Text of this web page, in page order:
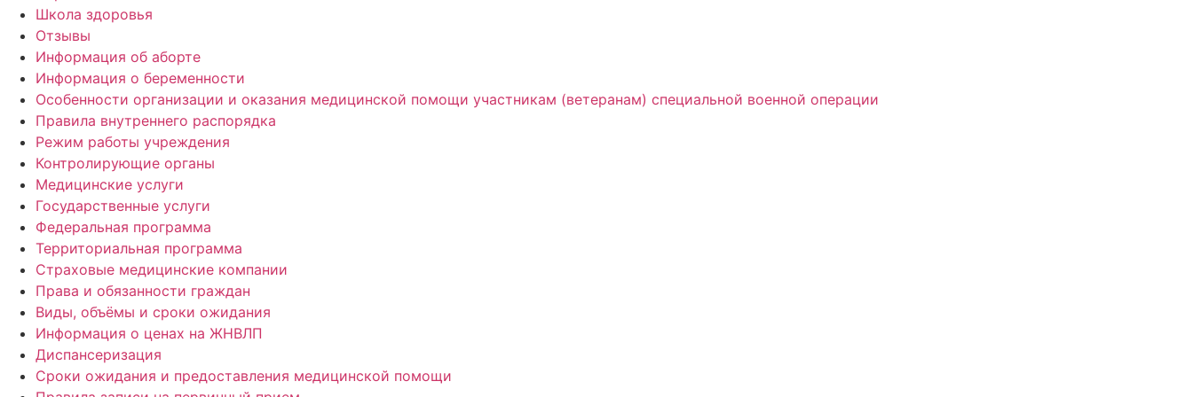
Школа здоровья
Отзывы
Информация об аборте
Информация о беременности
Особенности организации и оказания медицинской помощи участникам (ветеранам) специальной военной операции
Правила внутреннего распорядка
Режим работы учреждения
Контролирующие органы
Медицинские услуги
Государственные услуги
Федеральная программа
Территориальная программа
Страховые медицинские компании
Права и обязанности граждан
Виды, объёмы и сроки ожидания
Информация о ценах на ЖНВЛП
Диспансеризация
Сроки ожидания и предоставления медицинской помощи